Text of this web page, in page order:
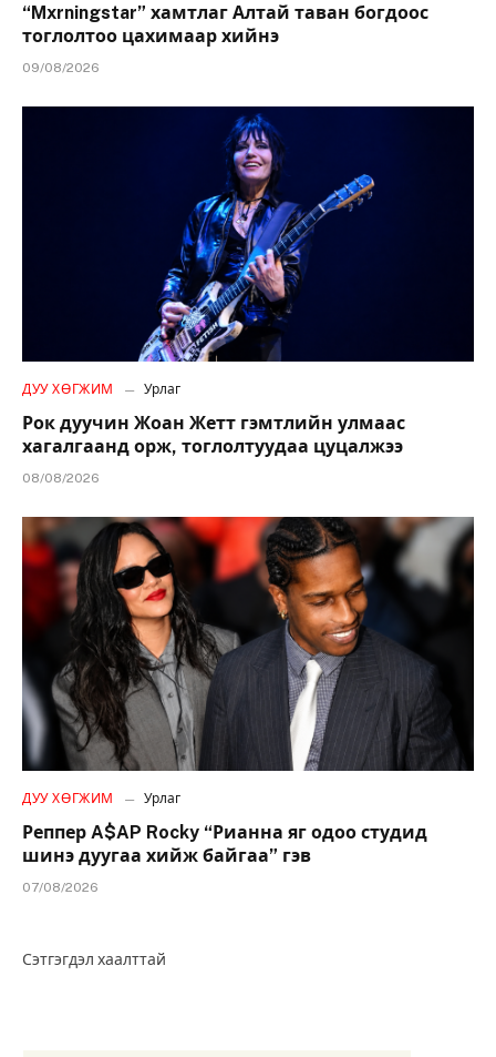
“Mxrningstar” хамтлаг Алтай таван богдоос
тоглолтоо цахимаар хийнэ
09/08/2026
ДУУ ХӨГЖИМ Урлаг
Рок дуучин Жоан Жетт гэмтлийн улмаас
хагалгаанд орж, тоглолтуудаа цуцалжээ
08/08/2026
ДУУ ХӨГЖИМ Урлаг
Реппер A$AP Rocky “Рианна яг одоо студид
шинэ дуугаа хийж байгаа” гэв
07/08/2026
Сэтгэгдэл хаалттай